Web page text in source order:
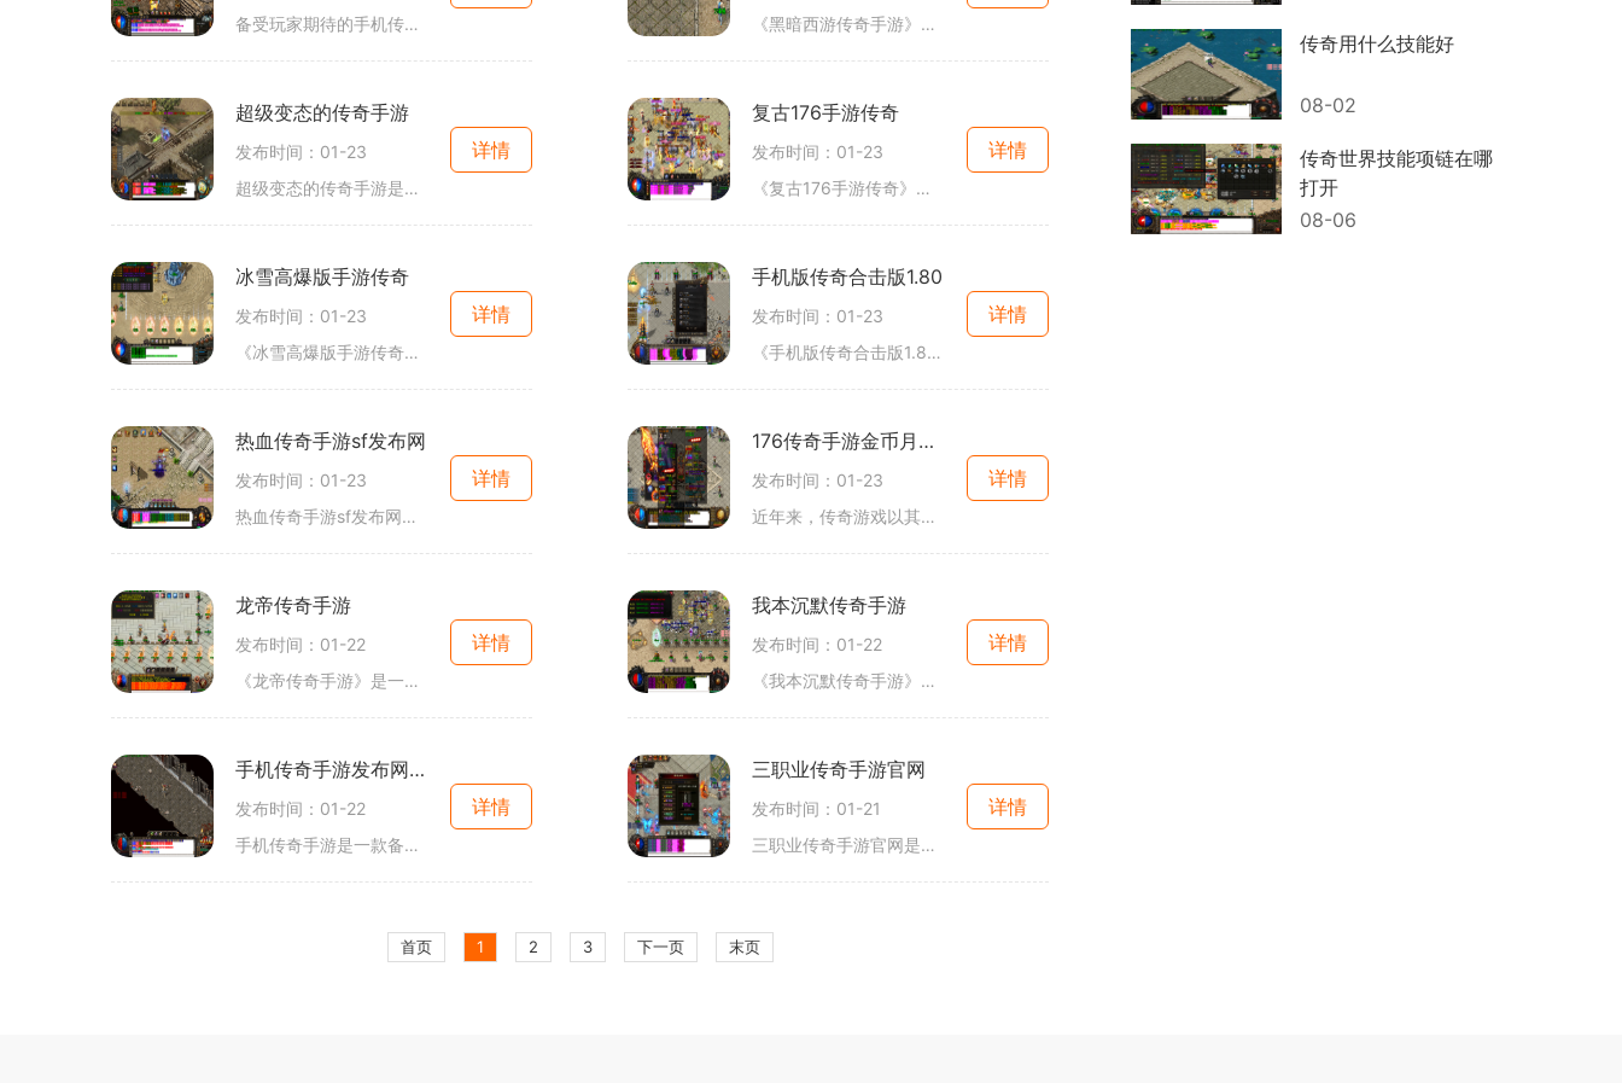
备受玩家期待的手机传奇发布网站迎来了全新的开服。作为一款经典的角色扮演游戏，手机传奇在一众传奇玩家中积累了极高的人气。这次新开服，不仅有着全新的玩法，更融入了许多
《黑暗西游传奇手游》是一款经典的2D传奇游戏，是一个千万玩家在线的角色扮演游戏。这款游戏以其精美的画面、丰富的剧情和多样化的玩法而受到玩家们的喜爱。在《黑暗西游传奇手
超级变态的传奇手游
发布时间：01-23
超级变态的传奇手游是一款备受玩家喜爱的手机游戏。游戏整体风格独特，画面精致细腻，具备众多极具挑战性的副本和PVP玩法。下面就来介绍一下这款手机游戏的具体玩法。首先是游
详情
复古176手游传奇
发布时间：01-23
《复古176手游传奇》是一款经典的2D游戏，它承载着许多玩家对传奇的美好回忆和对角色扮演的喜爱。百万玩家在线互动，共同构建属于自己的传奇世界。传奇作为一款经典的2D游戏，以
详情
冰雪高爆版手游传奇
发布时间：01-23
《冰雪高爆版手游传奇》是一款备受玩家喜爱的2D角色扮演游戏。该游戏以传奇为主题，打造了一个真实而又充满冒险的游戏世界。在这个世界中，玩家可以和来自全球的万人在线的玩家
详情
手机版传奇合击版1.80
发布时间：01-23
《手机版传奇合击版1.80》是一款基于经典传奇游戏改编而成的手机游戏。作为一款2D游戏，传奇系列以其独特的玩法和精美的画面广受玩家喜爱。在这款游戏中，你扮演的是一个勇敢的
详情
热血传奇手游sf发布网
发布时间：01-23
热血传奇手游sf发布网是一个专注于传奇游戏的中文平台，为玩家提供最新最全的传奇游戏资讯、私服发布以及游戏交流平台。传奇游戏是一款经典的2D角色扮演游戏，以万人在线、玩家
详情
176传奇手游金币月卡开服
发布时间：01-23
近年来，传奇游戏以其独特的2D游戏画面、精彩纷呈的角色扮演和万人在线的玩法吸引了众多游戏爱好者的关注。作为经典游戏之一的传奇，玩家通过游戏中的角色扮演，体验到了一个完
详情
龙帝传奇手游
发布时间：01-22
《龙帝传奇手游》是一款传奇类的2D游戏，以角色扮演为主题，具有万人在线、玩家互动等特点。游戏中玩家可以通过战斗、任务和互动来提升实力和角色等级，获得勋章，并尝试不同的
详情
我本沉默传奇手游
发布时间：01-22
《我本沉默传奇手游》是一款以回合制为核心玩法的角色扮演游戏。游戏背景设定在一个奇幻的大陆上，玩家将扮演一个传奇的英雄，展开一场壮丽的冒险之旅玩家可以体验到丰富多样
详情
手机传奇手游发布网站1.76
发布时间：01-22
手机传奇手游是一款备受玩家喜爱的经典游戏，该游戏的76版本为玩家带来更加刺激的游戏体验。在手机传奇手游发布网站76上，玩家可以尽情体验游戏的乐趣，并与其他玩家一同探索这
详情
三职业传奇手游官网
发布时间：01-21
三职业传奇手游官网是一款备受瞩目的2D角色扮演游戏，以其独特的玩法和万人在线的特点而受到众多玩家的喜爱。本文将为大家介绍传奇游戏的具体玩法，其中包括护手、腰带、腿甲、
详情
首页 1 2 3 下一页 末页
传奇用什么技能好
08-02
传奇世界技能项链在哪
打开
08-06